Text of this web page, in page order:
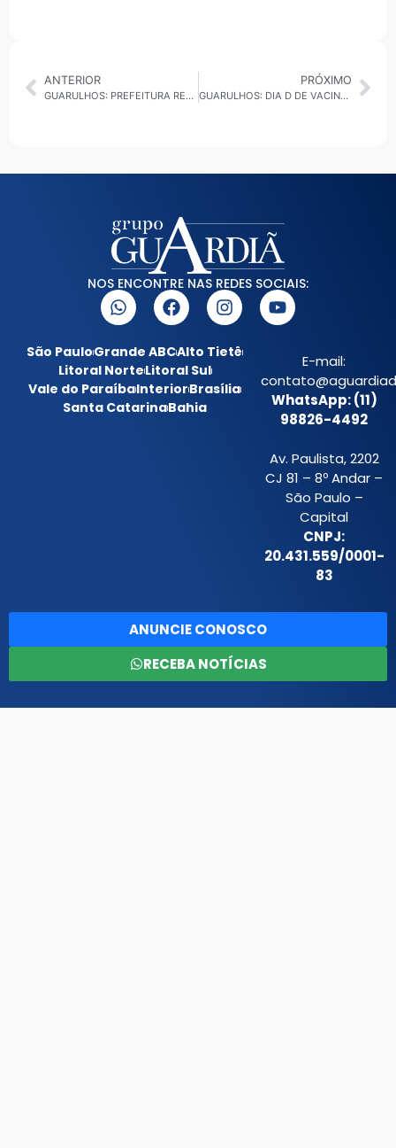
ANTERIOR
GUARULHOS: PREFEITURA REALIZA ROÇAGEM EM TRÊS BAIRROS DA CIDADE
PRÓXIMO
GUARULHOS: DIA D DE VACINAÇÃO CONTRA A GRIPE ACONTECE NESTE SÁBADO (10)
NOS ENCONTRE NAS REDES SOCIAIS:
São PauloGrande ABCAlto Tietê
Litoral NorteLitoral Sul
Vale do ParaíbaInteriorBrasília
Santa CatarinaBahia
E-mail:
WhatsApp: (11)
98826-4492
Av. Paulista, 2202
CJ 81 – 8º Andar –
São Paulo –
Capital
CNPJ:
20.431.559/0001-
83
ANUNCIE CONOSCO
RECEBA NOTÍCIAS